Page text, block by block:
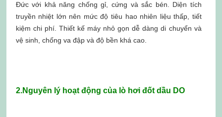
Đức với khả năng chống gỉ, cứng và sắc bén. Diện tích
truyền nhiệt lớn nên mức độ tiêu hao nhiên liệu thấp, tiết
kiệm chi phí. Thiết kế máy nhỏ gọn dễ dàng di chuyển và
vệ sinh, chống va đập và độ bền khá cao.
2.Nguyên lý hoạt động của lò hơi đốt dầu DO